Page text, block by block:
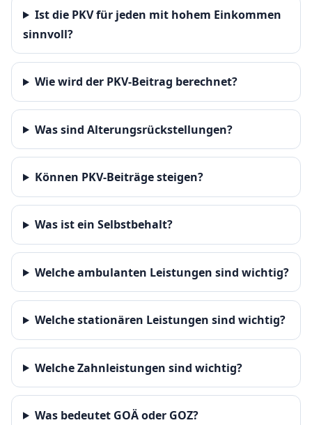
Ist die PKV für jeden mit hohem Einkommen
sinnvoll?
Wie wird der PKV-Beitrag berechnet?
Was sind Alterungsrückstellungen?
Können PKV-Beiträge steigen?
Was ist ein Selbst­behalt?
Welche ambulanten Leistungen sind wichtig?
Welche stationären Leistungen sind wichtig?
Welche Zahnleistungen sind wichtig?
Was bedeutet GOÄ oder GOZ?